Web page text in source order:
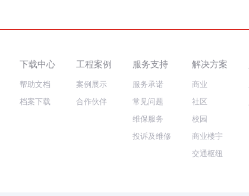
下载中心
帮助文档
档案下载
工程案例
案例展示
合作伙伴
服务支持
服务承诺
常见问题
维保服务
投诉及维修
解决方案
商业
社区
校园
商业楼宇
交通枢纽